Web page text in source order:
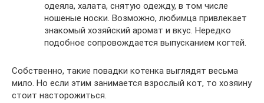
одеяла, халата, снятую одежду, в том числе
ношеные носки. Возможно, любимца привлекает
знакомый хозяйский аромат и вкус. Нередко
подобное сопровождается выпусканием когтей.
Собственно, такие повадки котенка выглядят весьма
мило. Но если этим занимается взрослый кот, то хозяину
стоит насторожиться.